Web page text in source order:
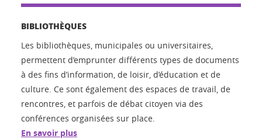
BIBLIOTHÈQUES
Les bibliothèques, municipales ou universitaires,
permettent d’emprunter différents types de documents
à des fins d’information, de loisir, d’éducation et de
culture. Ce sont également des espaces de travail, de
rencontres, et parfois de débat citoyen via des
conférences organisées sur place.
En savoir plus